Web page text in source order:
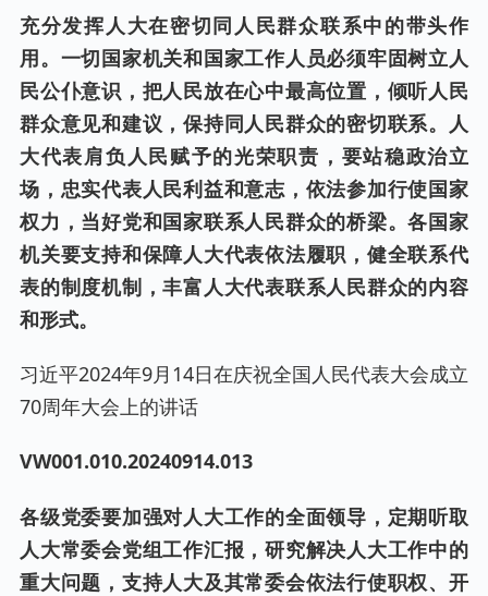
充分发挥人大在密切同人民群众联系中的带头作
用。一切国家机关和国家工作人员必须牢固树立人
民公仆意识，把人民放在心中最高位置，倾听人民
群众意见和建议，保持同人民群众的密切联系。人
大代表肩负人民赋予的光荣职责，要站稳政治立
场，忠实代表人民利益和意志，依法参加行使国家
权力，当好党和国家联系人民群众的桥梁。各国家
机关要支持和保障人大代表依法履职，健全联系代
表的制度机制，丰富人大代表联系人民群众的内容
和形式。
习近平2024年9月14日在庆祝全国人民代表大会成立
70周年大会上的讲话
VW001.010.20240914.013
各级党委要加强对人大工作的全面领导，定期听取
人大常委会党组工作汇报，研究解决人大工作中的
重大问题，支持人大及其常委会依法行使职权、开